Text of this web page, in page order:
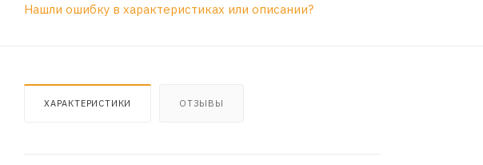
Нашли ошибку в характеристиках или описании?
ХАРАКТЕРИСТИКИ ОТЗЫВЫ